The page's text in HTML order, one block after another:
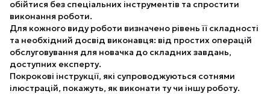
обійтися без спеціальних інструментів та спростити
виконання роботи.
Для кожного виду роботи визначено рівень її складності
та необхідний досвід виконавця: від простих операцій
обслуговування для новачка до складних завдань,
доступних експерту.
Покрокові інструкції, які супроводжуються сотнями
ілюстрацій, покажуть, як виконати ту чи іншу роботу.